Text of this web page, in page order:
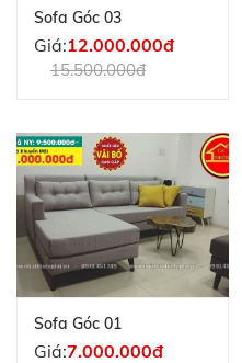
Sofa Góc 03
Giá:12.000.000đ
15.500.000đ
Sofa Góc 01
Giá:7.000.000đ